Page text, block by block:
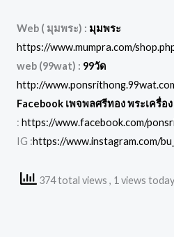
Web ( มุมพระ) : มุมพระ
https://www.mumpra.com/
web (99wat) : 99วัด
http://
Facebook เพจพลศรีทอง พระเครื่อง
: https://www.facebook.com/
IG :https://www.instagram.com/
374 total views , 1 views today